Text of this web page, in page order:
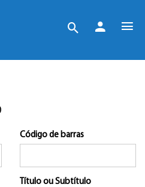
Código de barras
Título ou Subtítulo